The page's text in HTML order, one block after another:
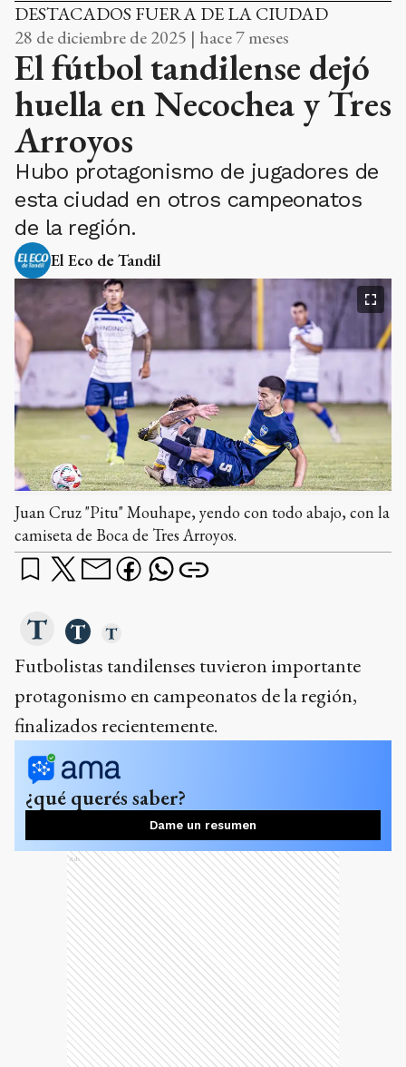
DESTACADOS FUERA DE LA CIUDAD
28 de diciembre de 2025 | hace 7 meses
El fútbol tandilense dejó
huella en Necochea y Tres
Arroyos
Hubo protagonismo de jugadores de
esta ciudad en otros campeonatos
de la región.
El Eco de Tandil
Juan Cruz "Pitu" Mouhape, yendo con todo abajo, con la
camiseta de Boca de Tres Arroyos.
Futbolistas tandilenses tuvieron importante
protagonismo en campeonatos de la región,
finalizados recientemente.
¿qué querés saber?
Dame un resumen
Ads